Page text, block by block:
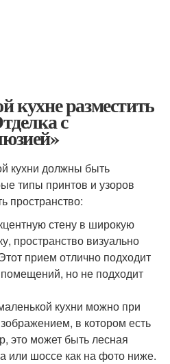
кухне разместить
с
кухни должны быть
типы принтов и узоров
пространство:
стену в широкую
пространство визуально
прием отлично подходит
но не подходит
кухни можно при
в котором есть
это может быть лесная
или шоссе как на фото ниже.